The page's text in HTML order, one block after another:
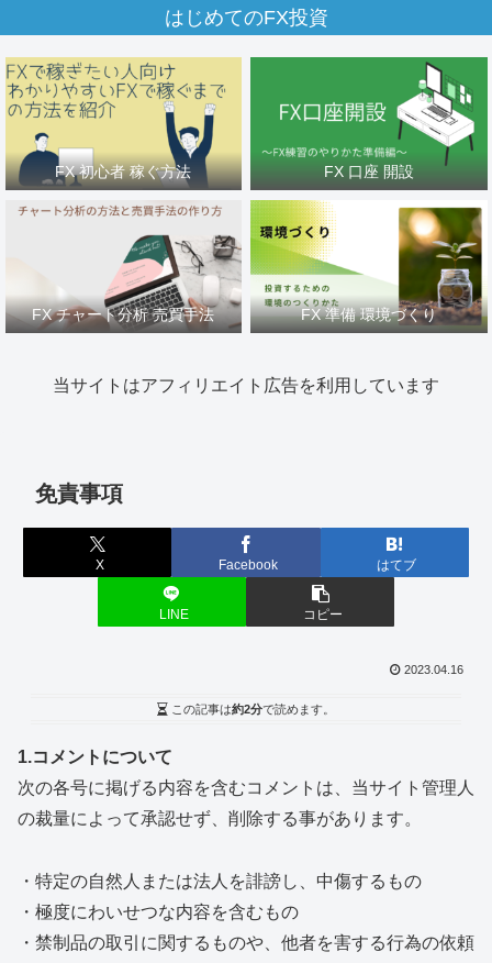
はじめてのFX投資
FX 初心者 稼ぐ方法 FX 口座 開設
FX チャート分析 売買手法 FX 準備 環境づくり
当サイトはアフィリエイト広告を利用しています
免責事項
X Facebook はてブ
LINE コピー
2023.04.16
この記事は約2分で読めます。
1.コメントについて
次の各号に掲げる内容を含むコメントは、当サイト管理人
の裁量によって承認せず、削除する事があります。
・特定の自然人または法人を誹謗し、中傷するもの
・極度にわいせつな内容を含むもの
・禁制品の取引に関するものや、他者を害する行為の依頼